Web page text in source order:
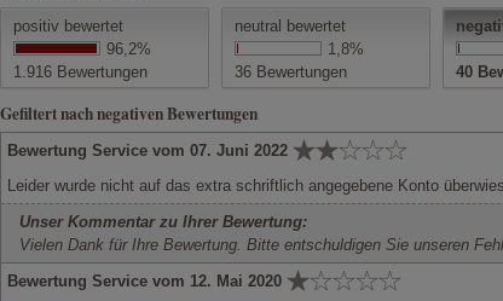
positiv bewertet
96,2%
1.916 Bewertungen
neutral bewertet
1,8%
36 Bewertungen
40
Gefiltert nach negativen Bewertungen
Bewertung Service vom 07. Juni 2022
Leider wurde nicht auf das extra schriftlich angegebene Konto
Unser Kommentar zu Ihrer Bewertung:
Vielen Dank für Ihre Bewertung. Bitte entschuldigen Sie unseren
Bewertung Service vom 12. Mai 2020